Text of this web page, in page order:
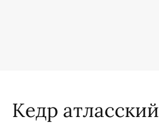
Кедр атласский